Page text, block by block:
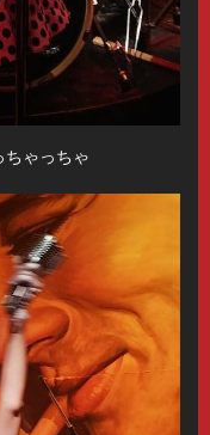
ちゃっちゃ